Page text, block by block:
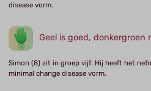
disease vorm.
Geel is goed, donkergroen
Simon (8) zit in groep vijf. Hij heeft het
minimal change disease vorm.